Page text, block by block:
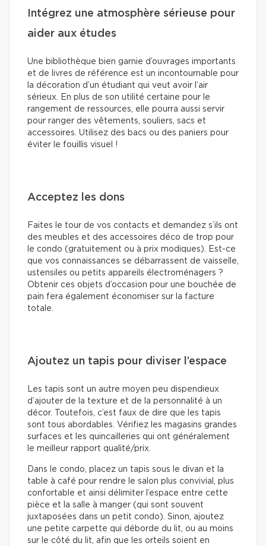
Intégrez une atmosphère sérieuse pour
aider aux études
Une bibliothèque bien garnie d’ouvrages importants
et de livres de référence est un incontournable pour
la décoration d’un étudiant qui veut avoir l’air
sérieux. En plus de son utilité certaine pour le
rangement de ressources, elle pourra aussi servir
pour ranger des vêtements, souliers, sacs et
accessoires. Utilisez des bacs ou des paniers pour
éviter le fouillis visuel !
Acceptez les dons
Faites le tour de vos contacts et demandez s’ils ont
des meubles et des accessoires déco de trop pour
le condo (gratuitement ou à prix modiques). Est-ce
que vos connaissances se débarrassent de vaisselle,
ustensiles ou petits appareils électroménagers ?
Obtenir ces objets d’occasion pour une bouchée de
pain fera également économiser sur la facture
totale.
Ajoutez un tapis pour diviser l’espace
Les tapis sont un autre moyen peu dispendieux
d’ajouter de la texture et de la personnalité à un
décor. Toutefois, c’est faux de dire que les tapis
sont tous abordables. Vérifiez les magasins grandes
surfaces et les quincailleries qui ont généralement
le meilleur rapport qualité/prix.
Dans le condo, placez un tapis sous le divan et la
table à café pour rendre le salon plus convivial, plus
confortable et ainsi délimiter l’espace entre cette
pièce et la salle à manger (qui sont souvent
juxtaposées dans un petit condo). Sinon, ajoutez
une petite carpette qui déborde du lit, ou au moins
sur le côté du lit, afin que les orteils soient en